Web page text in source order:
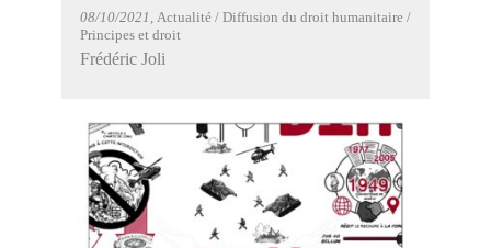
08/10/2021 , Actualité / Diffusion du droit humanitaire /
Principes et droit
Frédéric Joli